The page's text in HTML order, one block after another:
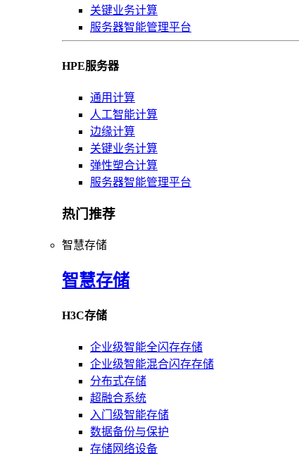
关键业务计算
服务器智能管理平台
HPE服务器
通用计算
人工智能计算
边缘计算
关键业务计算
弹性塑合计算
服务器智能管理平台
热门推荐
智慧存储
智慧存储
H3C存储
企业级智能全闪存存储
企业级智能混合闪存存储
分布式存储
超融合系统
入门级智能存储
数据备份与保护
存储网络设备